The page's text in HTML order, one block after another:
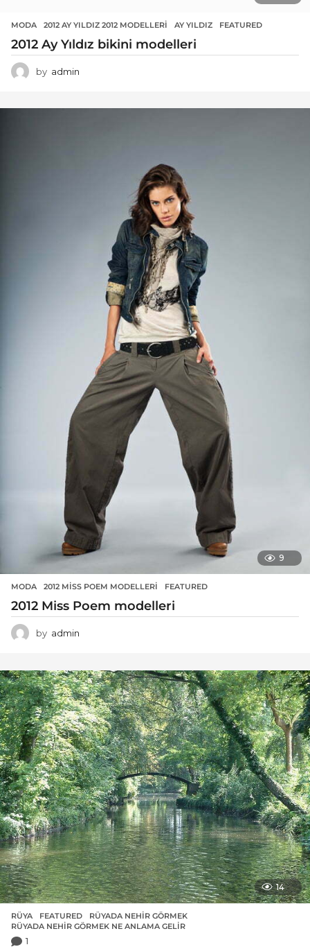
MODA 2012 AY YILDIZ 2012 MODELLERI ,AY YILDIZ ,FEATURED
2012 Ay Yıldız bikini modelleri
by admin
9
MODA 2012 MISS POEM MODELLERI ,FEATURED
2012 Miss Poem modelleri
by admin
14
RÜYA FEATURED ,RÜYADA NEHIR GÖRMEK
RÜYADA NEHIR GÖRMEK NE ANLAMA GELIR
1